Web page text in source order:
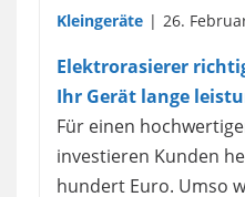
Kleingeräte 26.
Elektrorasierer
Ihr Gerät lange
Für einen
investieren Kunden
hundert Euro. Umso